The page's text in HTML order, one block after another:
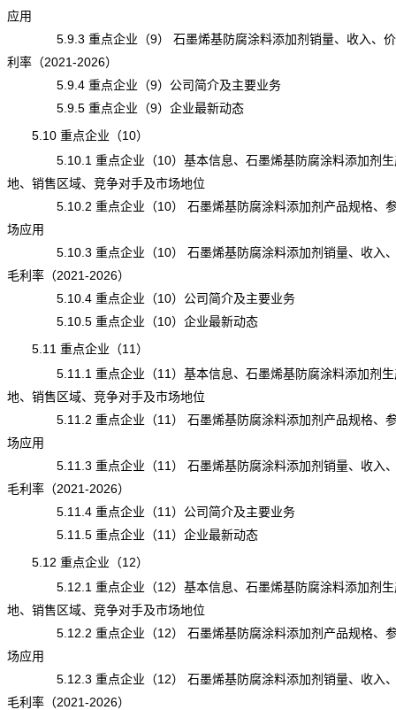
应用
5.9.3 重点企业（9） 石墨烯基防腐涂料添加剂销量、收入、价
利率（2021-2026）
5.9.4 重点企业（9）公司简介及主要业务
5.9.5 重点企业（9）企业最新动态
5.10 重点企业（10）
5.10.1 重点企业（10）基本信息、石墨烯基防腐涂料添加剂生
地、销售区域、竞争对手及市场地位
5.10.2 重点企业（10） 石墨烯基防腐涂料添加剂产品规格、参
场应用
5.10.3 重点企业（10） 石墨烯基防腐涂料添加剂销量、收入、
毛利率（2021-2026）
5.10.4 重点企业（10）公司简介及主要业务
5.10.5 重点企业（10）企业最新动态
5.11 重点企业（11）
5.11.1 重点企业（11）基本信息、石墨烯基防腐涂料添加剂生
地、销售区域、竞争对手及市场地位
5.11.2 重点企业（11） 石墨烯基防腐涂料添加剂产品规格、参
场应用
5.11.3 重点企业（11） 石墨烯基防腐涂料添加剂销量、收入、
毛利率（2021-2026）
5.11.4 重点企业（11）公司简介及主要业务
5.11.5 重点企业（11）企业最新动态
5.12 重点企业（12）
5.12.1 重点企业（12）基本信息、石墨烯基防腐涂料添加剂生
地、销售区域、竞争对手及市场地位
5.12.2 重点企业（12） 石墨烯基防腐涂料添加剂产品规格、参
场应用
5.12.3 重点企业（12） 石墨烯基防腐涂料添加剂销量、收入、
毛利率（2021-2026）